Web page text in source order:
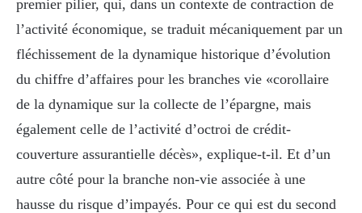
premier pilier, qui, dans un contexte de contraction de
l’activité économique, se traduit mécaniquement par un
fléchissement de la dynamique historique d’évolution
du chiffre d’affaires pour les branches vie «corollaire
de la dynamique sur la collecte de l’épargne, mais
également celle de l’activité d’octroi de crédit-
couverture assurantielle décès», explique-t-il. Et d’un
autre côté pour la branche non-vie associée à une
hausse du risque d’impayés. Pour ce qui est du second